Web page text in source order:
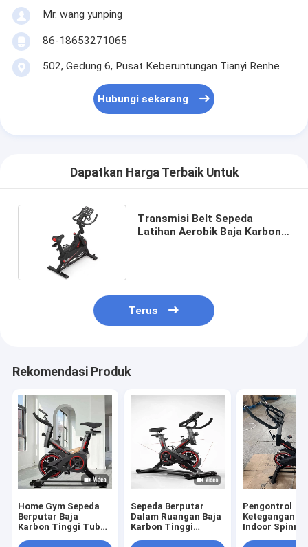
Mr. wang yunping
86-18653271065
502, Gedung 6, Pusat Keberuntungan Tianyi Renhe
Hubungi sekarang
Dapatkan Harga Terbaik Untuk
Transmisi Belt Sepeda
Latihan Aerobik Baja Karbon
Terus
Rekomendasi Produk
Home Gym Sepeda
Berputar Baja
Karbon Tinggi Tubuh
Sepeda Berputar
Dalam Ruangan Baja
Karbon Tinggi
Pengontrol
Ketegangan
Indoor